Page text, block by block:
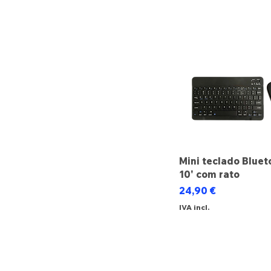
Mini teclado
10' com rato
Preço
24,90 €
IVA incl.